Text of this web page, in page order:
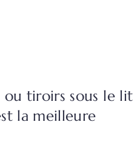
tiroirs sous le lit
la meilleure